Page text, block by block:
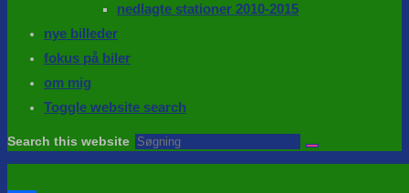
nedlagte stationer 2010-2015
nye billeder
fokus på biler
om mig
Toggle website search
Search this website